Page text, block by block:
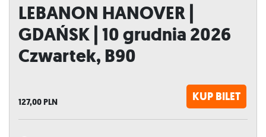
LEBANON HANOVER |
GDAŃSK | 10 grudnia 2026
Czwartek, B90
127,00PLN KUP BILET